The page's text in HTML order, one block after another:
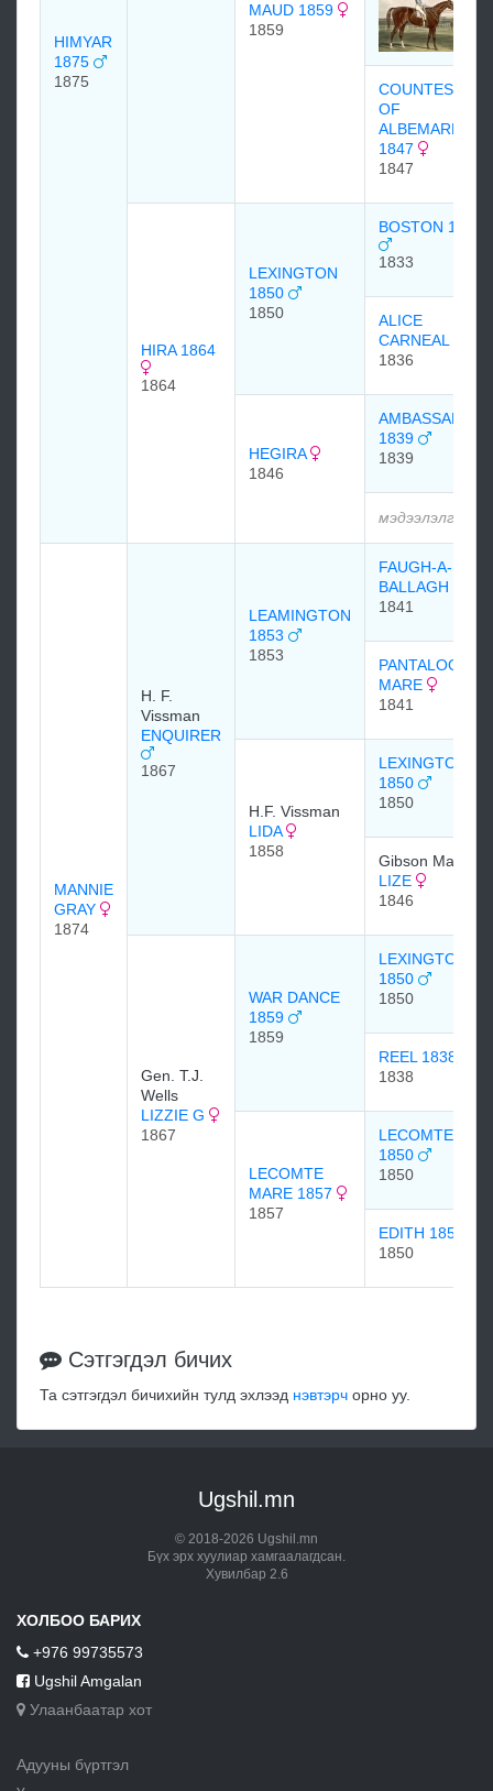
HIMYAR
1875
1875
MAUD 1859
1859
COUNTESS
OF
ALBEMARLE
1847
1847
HIRA 1864
1864
LEXINGTON
1850
1850
BOSTON 1833
1833
ALICE
CARNEAL
1836
HEGIRA
1846
AMBASSADOR
1839
1839
мэдээлэлгүй
MANNIE
GRAY
1874
H. F.
Vissman
ENQUIRER
1867
LEAMINGTON
1853
1853
FAUGH-A-
BALLAGH
1841
PANTALOON
MARE
1841
H.F. Vissman
LIDA
1858
LEXINGTON
1850
1850
Gibson Mallory
LIZE
1846
Gen. T.J.
Wells
LIZZIE G
1867
WAR DANCE
1859
1859
LEXINGTON
1850
1850
REEL 1838
1838
LECOMTE
MARE 1857
1857
LECOMTE
1850
1850
EDITH 1850
1850
Сэтгэгдэл бичих
Та сэтгэгдэл бичихийн тулд эхлээд нэвтэрч орно уу.
Ugshil.mn
© 2018-2026 Ugshil.mn
Бүх эрх хуулиар хамгаалагдсан.
Хувилбар 2.6
ХОЛБОО БАРИХ
+976 99735573
Ugshil Amgalan
Улаанбаатар хот
Адууны бүртгэл